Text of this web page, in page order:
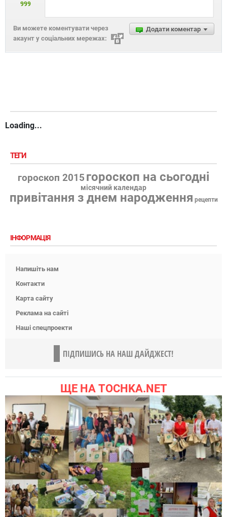
999
Додати коментар
Ви можете коментувати через
акаунт у соціальних мережах:
Loading...
ТЕГИ
гороскоп 2015 гороскоп на сьогодні
місячний календар
привітання з днем народження рецепти
ІНФОРМАЦІЯ
Напишіть нам
Контакти
Карта сайту
Реклама на сайті
Наші спецпроекти
ПІДПИШИСЬ НА НАШ ДАЙДЖЕСТ!
ЩЕ НА TOCHKA.NET